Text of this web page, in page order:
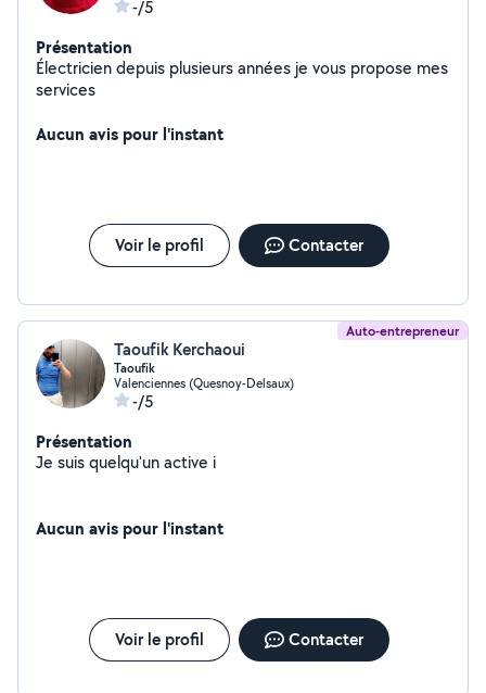
-/5
Présentation
Électricien depuis plusieurs années je vous propose mes
services
Aucun avis pour l'instant
Voir le profil Contacter
Auto-entrepreneur
Taoufik Kerchaoui
Taoufik
Valenciennes (Quesnoy-Delsaux)
-/5
Présentation
Je suis quelqu'un active i
Aucun avis pour l'instant
Voir le profil Contacter